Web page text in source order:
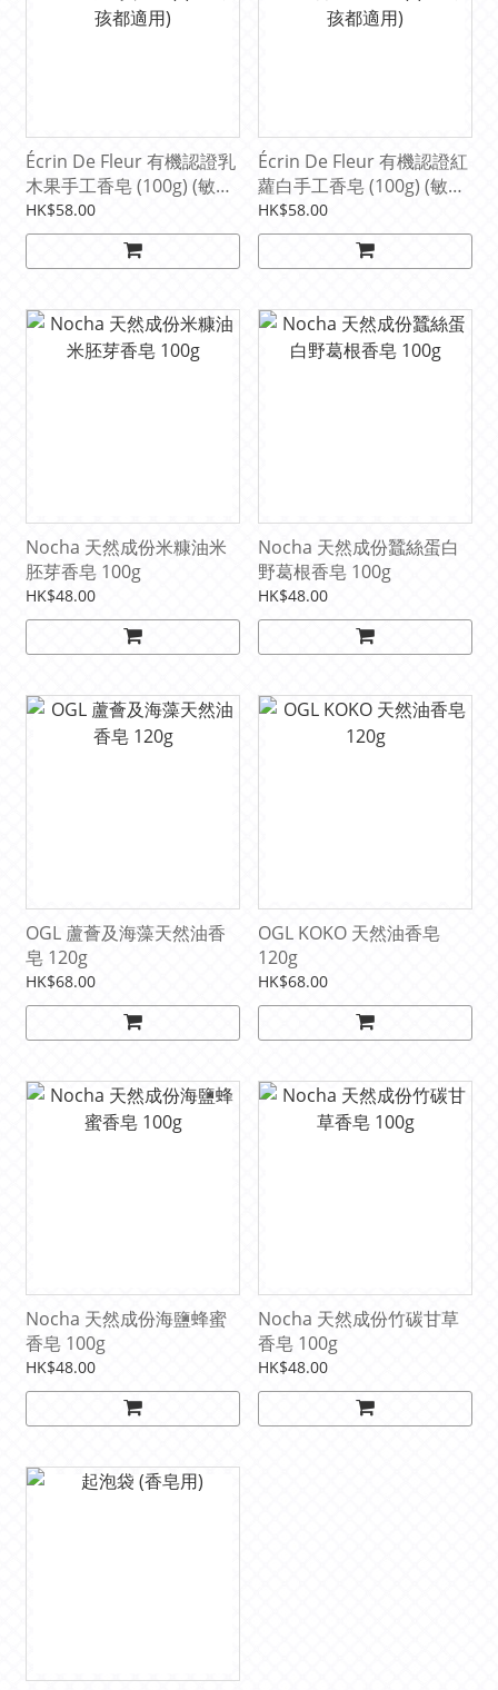
Écrin De Fleur 有機認證乳
木果手工香皂 (100g) (敏感
及所有膚質適用) (3歲小孩
都適用)
HK$58.00
Écrin De Fleur 有機認證紅
蘿白手工香皂 (100g) (敏感
及細嫩皮膚適用) (3歲小孩
都適用)
HK$58.00
Nocha 天然成份米糠油米
胚芽香皂 100g
HK$48.00
Nocha 天然成份蠶絲蛋白
野葛根香皂 100g
HK$48.00
OGL 蘆薈及海藻天然油香
皂 120g
HK$68.00
OGL KOKO 天然油香皂
120g
HK$68.00
Nocha 天然成份海鹽蜂蜜
香皂 100g
HK$48.00
Nocha 天然成份竹碳甘草
香皂 100g
HK$48.00